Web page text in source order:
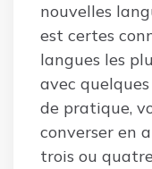
nouvelles
est certes
langues les
avec
de pratique,
converser en
trois ou